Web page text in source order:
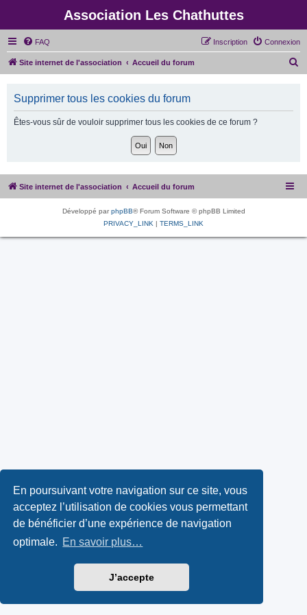
En poursuivant votre navigation sur ce site, vous
acceptez l’utilisation de cookies vous permettant
de bénéficier d’une expérience de navigation
optimale. En savoir plus…
J’accepte
Association Les Chathuttes
FAQ Connexion
Inscription
Site internet de l'association Accueil du forum
h
Supprimer tous les cookies du forum
Êtes-vous sûr de vouloir supprimer tous les cookies de ce forum ?
Site internet de l'association Accueil du forum
Développé parphpBB® Forum Software © phpBB Limited
PRIVACY_LINK | TERMS_LINK